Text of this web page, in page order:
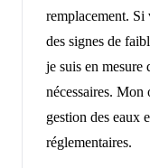
remplacement. Si
des signes de
je suis en mesure
nécessaires. Mon
gestion des eaux
réglementaires.